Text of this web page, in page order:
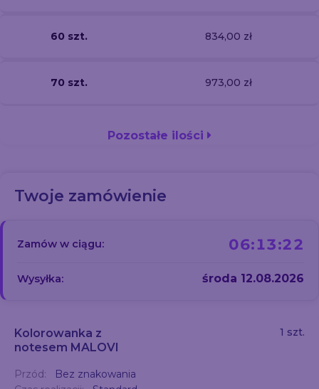
60 szt. 834,00 zł
70 szt. 973,00 zł
Pozostałe ilości
Twoje zamówienie
Zamów w ciągu: 06:13:22
Wysyłka: środa 12.08.2026
Kolorowanka z
notesem MALOVI
1 szt.
Przód:
Bez znakowania